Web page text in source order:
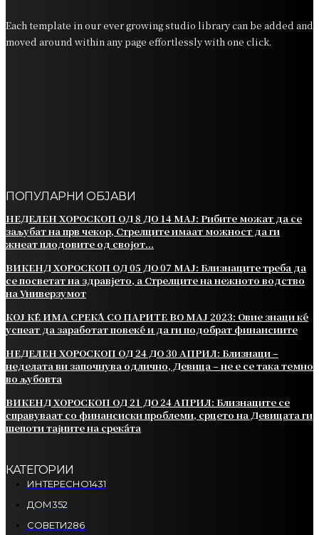
Each template in our ever growing studio library can be added and
moved around within any page effortlessly with one click.
ПОПУЛАРНИ ОБЈАВИ
НЕДЕЛЕН ХОРОСКОП ОД 8 ДО 14 МАЈ: Рибите можат да се
заљубат на прв чекор, Стрелците имаат можност да ги
жнеат плодовите од својот...
ВИКЕНД ХОРОСКОП ОД 05 ДО 07 МАЈ: Близнаците треба да
се посветат на здравјето, а Стрелците на нежното водство
на Универзумот
КОЈ ЌЕ ИМА СРЕЌА СО ПАРИТЕ ВО МАЈ 2023: Овие знаци ќе
успеат да заработат повеќе и да ги подобрат финансиите
НЕДЕЛЕН ХОРОСКОП ОД 24 ДО 30 АПРИЛ: Близнаци –
неделата ви започнува одлично, Девица – не е се така темно
во љубовта
ВИКЕНД ХОРОСКОП ОД 21 ДО 24 АПРИЛ: Близнаците се
справуваат со финансиски проблеми, срцето на Девицата ги
шепоти тајните на среќата
КАТЕГОРИИ
ИНТЕРЕСНО1431
ДОМ352
СОВЕТИ286